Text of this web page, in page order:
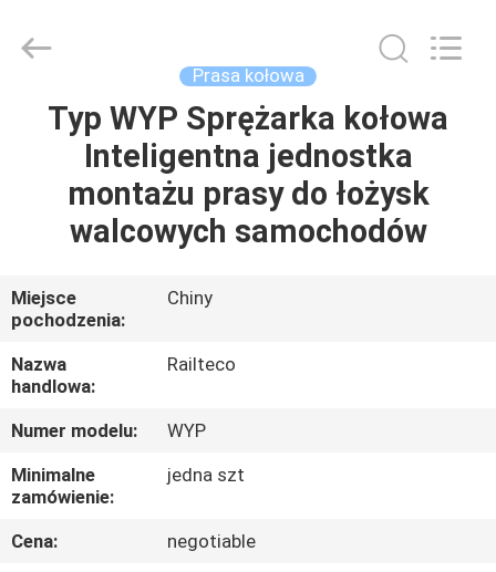
DOM
PRODUKTY
NAS
WYCIECZKA
PO
FABRYCE
KONTROLA
JAKOŚCI
Equipment
Reserved.
Prasa kołowa
Typ WYP Sprężarka kołowa
Inteligentna jednostka
montażu prasy do łożysk
walcowych samochodów
Miejsce
pochodzenia:
Chiny
Nazwa
handlowa:
Railteco
Numer modelu:
WYP
Minimalne
zamówienie:
jedna szt
Cena:
negotiable